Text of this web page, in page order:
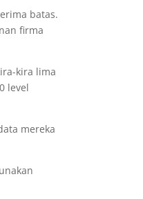
batas.
firma
kira lima
level
mereka